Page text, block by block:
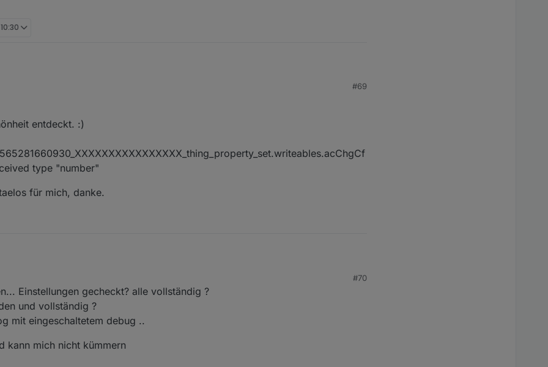
#69
entdeckt. :)
type "number"
für mich, danke.
#70
Einstellungen gecheckt? alle vollständig ?
und vollständig ?
mit eingeschaltetem debug ..
kann mich nicht kümmern